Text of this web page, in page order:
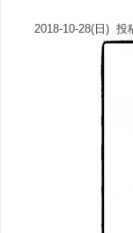
2018-10-28(日) 投